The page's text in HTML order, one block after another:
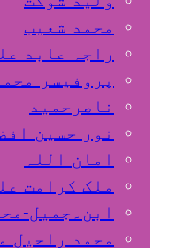
محمد شعیب
راجہ عابد
پروفیسر
ناصرحمید
نور حسین
امان اللہ
ملک کرامت
ابن۔جمیل-
محمد راحیل